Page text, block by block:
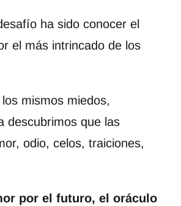
ha sido conocer el
el más intrincado de los
mismos miedos,
descubrimos que las
odio, celos, traiciones,
por el futuro, el oráculo